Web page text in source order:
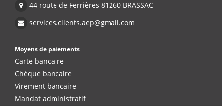
44 route de Ferrières 81260 BRASSAC
services.clients.aep@gmail.com
Moyens de paiements
Carte bancaire
Chèque bancaire
Virement bancaire
Mandat administratif